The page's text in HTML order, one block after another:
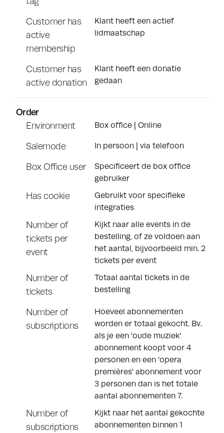
Customer has
active
membership
Klant heeft een actief
lidmaatschap
Customer has
active donation
Klant heeft een donatie
gedaan
Order
Environment
Box office | Online
Salemode In persoon | via telefoon
Box Office user
Specificeert de box office
gebruiker
Has cookie
Gebruikt voor specifieke
integraties
Number of
tickets per
event
Kijkt naar alle events in de
bestelling, of ze voldoen aan
het aantal, bijvoorbeeld min. 2
tickets per event
Number of
tickets
Totaal aantal tickets in de
bestelling
Number of
subscriptions
Hoeveel abonnementen
worden er totaal gekocht. Bv.
als je een 'oude muziek'
abonnement koopt voor 4
personen en een 'opera
premières' abonnement voor
3 personen dan is het totale
aantal abonnementen 7.
Number of
subscriptions
Kijkt naar het aantal gekochte
abonnementen binnen 1